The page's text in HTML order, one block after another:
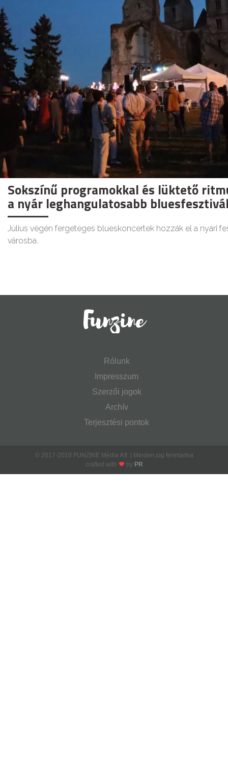
Sokszínű programokkal és lüktető
a nyár leghangulatosabb
Július végén fergeteges blueskoncertek hozzák el a nyári
városba.
Rólunk
Impresszum
Szerzői jogok
Archív
Terjesztési pontok
© 2017-2018 FUNZINE Média Kft. | Minden jog fenntartva
crafted with
by PR